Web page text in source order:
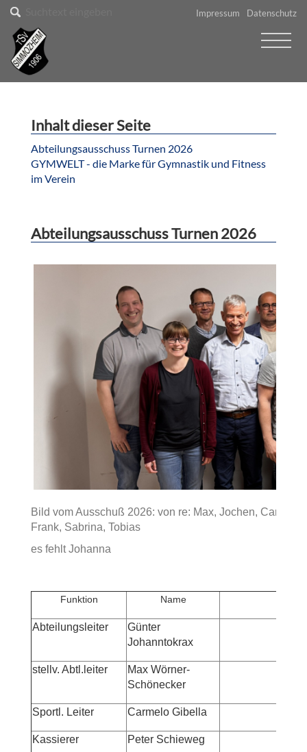
Impressum Datenschutz
Inhalt dieser Seite
Abteilungsausschuss Turnen 2026
GYMWELT - die Marke für Gymnastik und Fitness
im Verein
Abteilungsausschuss Turnen 2026
Bild vom Ausschuß 2026: von re: Max, Jochen,
Frank, Sabrina, Tobias
es fehlt Johanna
Funktion Name
Abteilungsleiter
Günter
Johanntokrax
stellv. Abtl.leiter
Max Wörner-
Schönecker
Sportl. Leiter Carmelo Gibella
Kassierer Peter Schieweg